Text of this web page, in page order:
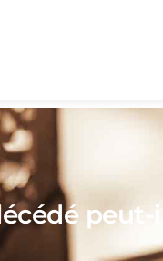
peut-